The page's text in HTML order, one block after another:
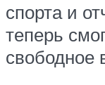
спорта и
теперь
свободное